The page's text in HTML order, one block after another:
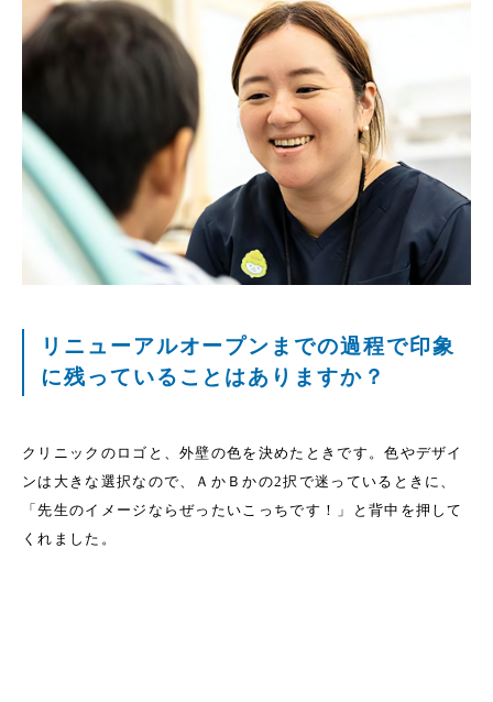
リニューアルオープンまでの過程で印象
に残っていることはありますか？
クリニックのロゴと、外壁の色を決めたときです。色やデザイ
ンは大きな選択なので、ＡかＢかの2択で迷っているときに、
「先生のイメージならぜったいこっちです！」と背中を押して
くれました。